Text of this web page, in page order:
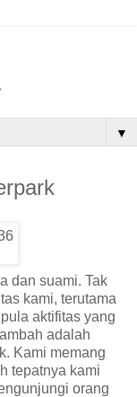
▼
dan suami. Tak
kami, terutama
aktifitas yang
adalah
Kami memang
tepatnya kami
orang